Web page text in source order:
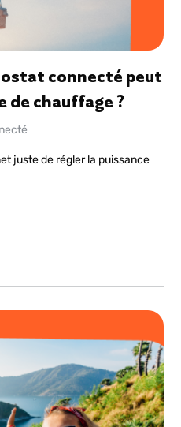
connecté peut
de chauffage ?
juste de régler la puissance